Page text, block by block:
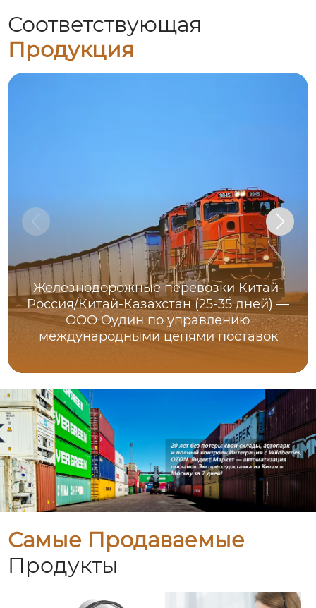
Соответствующая
Продукция
Железнодорожные перевозки Китай-
Россия/Китай-Казахстан (25-35 дней) —
ООО Оудин по управлению
международными цепями поставок
Самые Продаваемые
Продукты